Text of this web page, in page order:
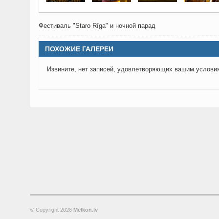
Фестиваль "Staro Rīga" и ночной парад
ПОХОЖИЕ ГАЛЕРЕИ
Извините, нет записей, удовлетворяющих вашим
© Copyright 2026 Melkon.lv